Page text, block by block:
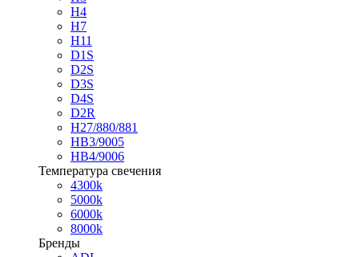
H4
H7
H11
D1S
D2S
D3S
D4S
D2R
H27/880/881
HB3/9005
HB4/9006
Температура свечения
4300k
5000k
6000k
8000k
Бренды